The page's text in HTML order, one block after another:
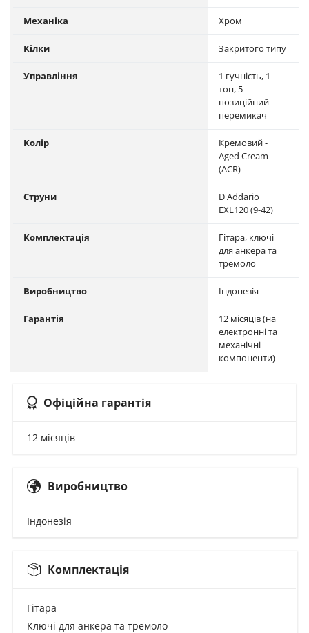
Механіка Хром
Кілки Закритого типу
Управління
1 гучність, 1
тон, 5-
позиційний
перемикач
Колір
Кремовий -
Aged Cream
(ACR)
Струни
D'Addario
EXL120 (9-42)
Комплектація
Гітара, ключі
для анкера та
тремоло
Виробництво Індонезія
Гарантія
12 місяців (на
електронні та
механічні
компоненти)
Офіційна гарантія
12 місяців
Виробництво
Індонезія
Комплектація
Гітара
Ключі для анкера та тремоло